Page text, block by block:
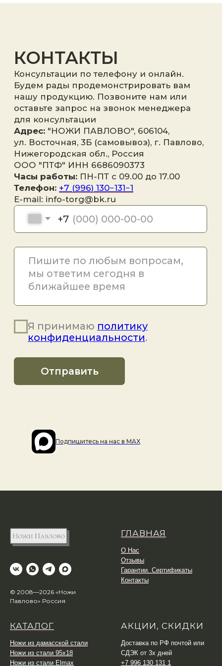
Подпишитесь на наc в MAX
© 2008—2026 «Ножи
Павлово» Россия
ГЛАВНАЯ
О Нас
Отзывы
Гарантии. Сертификаты
Контакты
КАТАЛОГ
Ножи из дамасской стали
Ножи из стали 95х18
Ножи из стали Elmax
АКЦИИ, СКИДКИ
Доставка по РФ почтой или
СДЭК от 3х дней
+7 996 130 131 1